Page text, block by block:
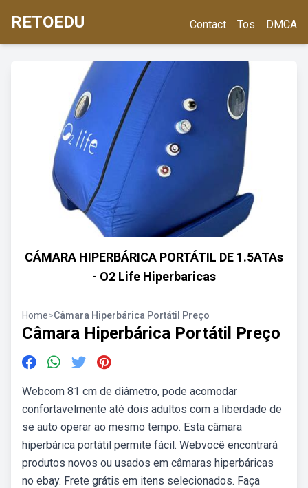
RETOEDU Contact Tos DMCA
CÁMARA HIPERBÁRICA PORTÁTIL DE 1.5ATAs
- O2 Life Hiperbaricas
Home>Câmara Hiperbárica Portátil Preço
Câmara Hiperbárica Portátil Preço
Webcom 81 cm de diâmetro, pode acomodar
confortavelmente até dois adultos com a liberdade de
se auto operar ao mesmo tempo. Esta câmara
hiperbárica portátil permite fácil. Webvocê encontrará
produtos novos ou usados em câmaras hiperbáricas
no ebay. Frete grátis em itens selecionados. Faça